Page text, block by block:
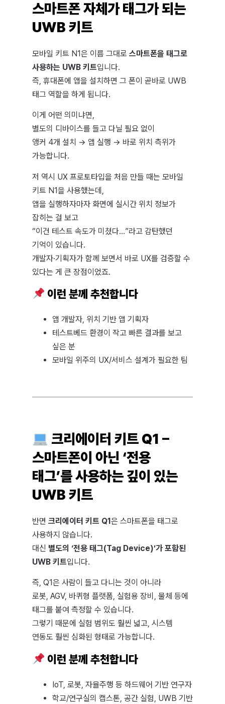
스마트폰 자체가 태그가 되는
UWB 키트
모바일 키트 N1은 이름 그대로 스마트폰을 태그로
사용하는 UWB 키트입니다.
즉, 휴대폰에 앱을 설치하면 그 폰이 곧바로 UWB
태그 역할을 하게 됩니다.
이게 어떤 의미냐면,
별도의 디바이스를 들고 다닐 필요 없이
앵커 4개 설치 → 앱 실행 → 바로 위치 측위가
가능합니다.
저 역시 UX 프로토타입을 처음 만들 때는 모바일
키트 N1을 사용했는데,
앱을 실행하자마자 화면에 실시간 위치 정보가
잡히는 걸 보고
“이건 테스트 속도가 미쳤다…”라고 감탄했던
기억이 있습니다.
개발자·기획자가 함께 보면서 바로 UX를 검증할 수
있다는 게 큰 장점이었죠.
이런 분께 추천합니다
앱 개발자, 위치 기반 앱 기획자
테스트베드 환경이 작고 빠른 결과를 보고
싶은 분
모바일 위주의 UX/서비스 설계가 필요한 팀
크리에이터 키트 Q1 –
스마트폰이 아닌 ‘전용
태그’를 사용하는 깊이 있는
UWB 키트
반면 크리에이터 키트 Q1은 스마트폰을 태그로
사용하지 않습니다.
대신 별도의 ‘전용 태그(Tag Device)’가 포함된
UWB 키트입니다.
즉, Q1은 사람이 들고 다니는 것이 아니라
로봇, AGV, 바퀴형 플랫폼, 실험용 장비, 물체 등에
태그를 붙여 측정할 수 있습니다.
그렇기 때문에 실험 범위도 훨씬 넓고, 시스템
연동도 훨씬 심화된 형태로 가능합니다.
이런 분께 추천합니다
IoT, 로봇, 자율주행 등 하드웨어 기반 연구자
학교/연구실의 캡스톤, 공간 실험, UWB 기반